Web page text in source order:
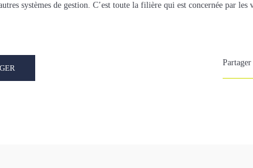
systèmes de gestion. C’est toute la filière qui est concernée par